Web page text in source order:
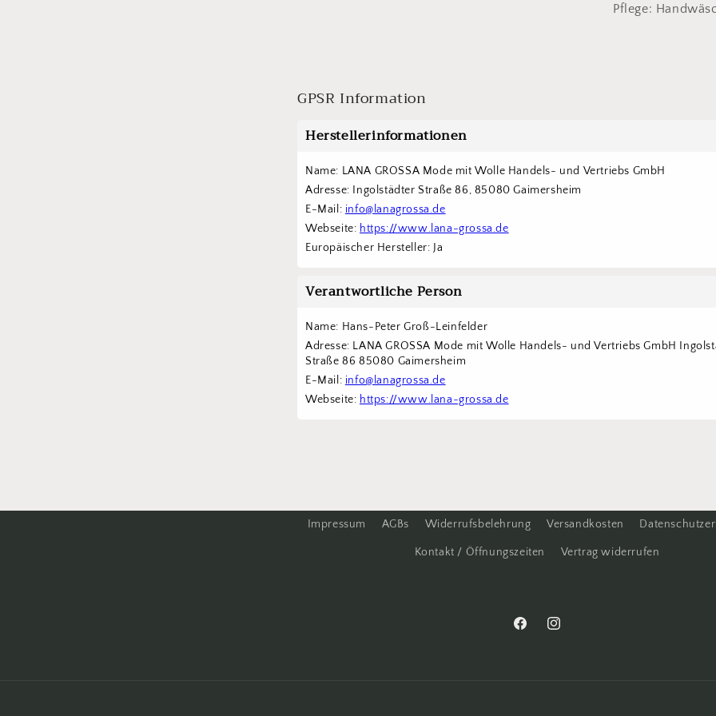
Pflege:
GPSR Information
Herstellerinformationen
Name: LANA GROSSA Mode mit Wolle Handels- und Vertriebs GmbH
Adresse: Ingolstädter Straße 86, 85080 Gaimersheim
E-Mail: info@lanagrossa.de
Webseite: https://www.lana-grossa.de
Europäischer Hersteller: Ja
Verantwortliche Person
Name: Hans-Peter Groß-Leinfelder
Adresse: LANA GROSSA Mode mit Wolle Handels- und Vertriebs GmbH
Straße 86 85080 Gaimersheim
E-Mail: info@lanagrossa.de
Webseite: https://www.lana-grossa.de
Impressum AGBs Widerrufsbelehrung Versandkosten
Kontakt / Öffnungszeiten Vertrag widerrufen
FacebookInstagram